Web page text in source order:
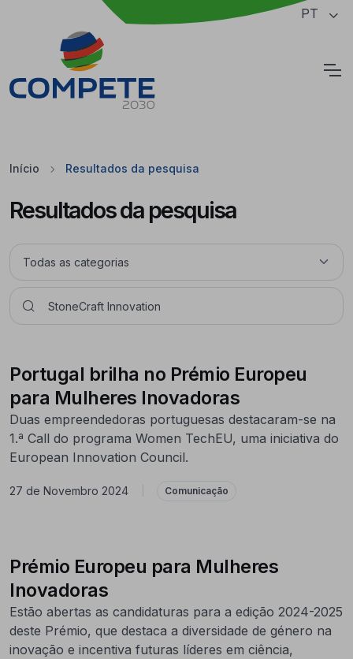
Saltar para o conteúdo principal da página PT
Início Resultados da pesquisa
Resultados da pesquisa
Portugal brilha no Prémio Europeu
para Mulheres Inovadoras
Duas empreendedoras portuguesas destacaram-se na
1.ª Call do programa Women TechEU, uma iniciativa do
European Innovation Council.
27 de Novembro 2024 Comunicação
Prémio Europeu para Mulheres
Inovadoras
Estão abertas as candidaturas para a edição 2024-2025
deste Prémio, que destaca a diversidade de género na
inovação e incentiva futuras líderes em ciência,